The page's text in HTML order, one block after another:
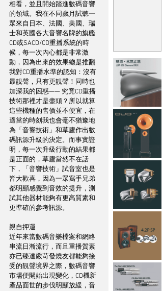
相看，並且開始踏進數碼音響
的領域。我在不同歲月試聽一
眾來自日本、法國、美國、瑞
士和英國各大音響名牌的旗艦
CD或SACD/CD重播系統的時
候，每一次內心都是非常激
動，因為出來的效果總是推翻
我對CD重播水準的認知：沒有
最靚聲，只有更靚聲！同時也
加深我的困惑—— 究竟CD重播
技術那裡才是盡頭？所以就算
這些機種的售價並不便宜，在
適當的時刻我也會毫不猶豫地
為「音響技術」和草廬作出數
碼訊源升級的決定。而事實證
明，每一次升級行動的結果都
是正面的，草廬當然不在話
下，「音響技術」試音室也是
皆大歡喜，因為一眾寫手兄弟
都明顯感覺到音效的提升，測
試其他器材能夠有更高質素和
更準確的參考訊源。
親自押運
近年來當數碼音樂檔案和網絡
串流日漸流行，而且重播質素
亦已臻達嚴苛發燒友都能夠接
受的靚聲境界之際，數碼音響
市場便開始出現變化，CD機新
產品面世的步伐明顯放緩，音